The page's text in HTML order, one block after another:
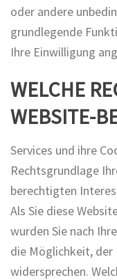
oder andere
grundlegende
Ihre Einwilligung
WELCHE
WEBSITE-
Services und ihre
Rechtsgrundlage
berechtigten
Als Sie diese
wurden Sie nach
die Möglichkeit, der
widersprechen.